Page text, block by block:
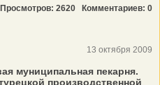
Просмотров: 2620 Комментариев: 0
13 октября 2009
муниципальная пекарня.
производственной